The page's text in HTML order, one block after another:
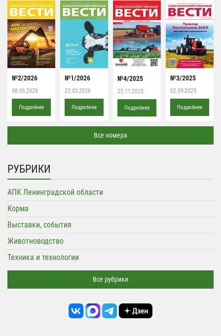
№2/2026
08.06.2026
Подробнее
№1/2026
23.03.2026
Подробнее
№4/2025
25.11.2025
Подробнее
№3/2025
02.09.2025
Подробнее
Все номера
РУБРИКИ
АПК Ленинградской области
Корма
Выставки, события
Животноводство
Техника и технологии
Все рубрики